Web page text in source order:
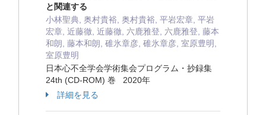
と関連する
小林聖典, 奥村貴裕, 奥村貴裕, 平岩宏章, 平岩
宏章, 近藤徹, 近藤徹, 六鹿雅登, 六鹿雅登, 藤本
和朗, 藤本和朗, 碓氷章彦, 碓氷章彦, 室原豊明,
室原豊明
日本心不全学会学術集会プログラム・抄録集
24th (CD-ROM) 巻 2020年
詳細を見る